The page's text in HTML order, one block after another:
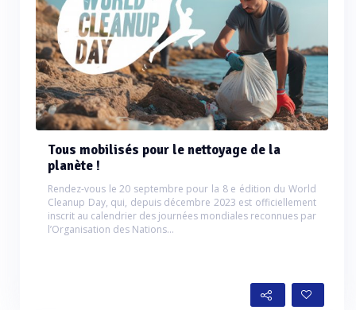
Tous mobilisés pour le nettoyage de la
planète !
Rendez-vous le 20 septembre pour la 8 e édition du World
Cleanup Day, qui, depuis décembre 2023 est officiellement
inscrit au calendrier des journées mondiales reconnues par
l’Organisation des Nations...